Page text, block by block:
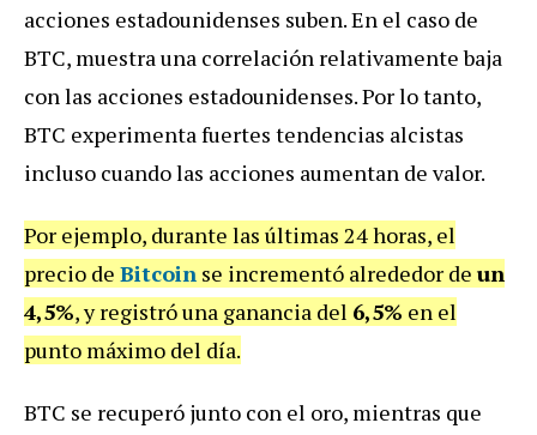
acciones estadounidenses suben. En el caso de
BTC, muestra una correlación relativamente baja
con las acciones estadounidenses. Por lo tanto,
BTC experimenta fuertes tendencias alcistas
incluso cuando las acciones aumentan de valor.
Por ejemplo, durante las últimas 24 horas, el
precio de Bitcoin se incrementó alrededor de un
4,5%, y registró una ganancia del 6,5% en el
punto máximo del día.
BTC se recuperó junto con el oro, mientras que